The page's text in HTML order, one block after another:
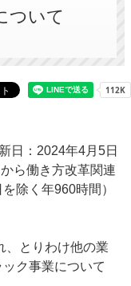
ついて
日：2024年4月5日
ら働き方改革関連
除く年960時間）
、とりわけ他の業
ク事業について